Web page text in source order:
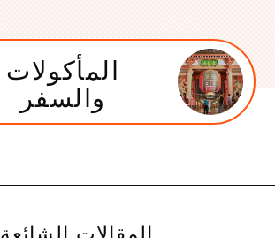
المأكولات
والسفر
المقالات الشائعة